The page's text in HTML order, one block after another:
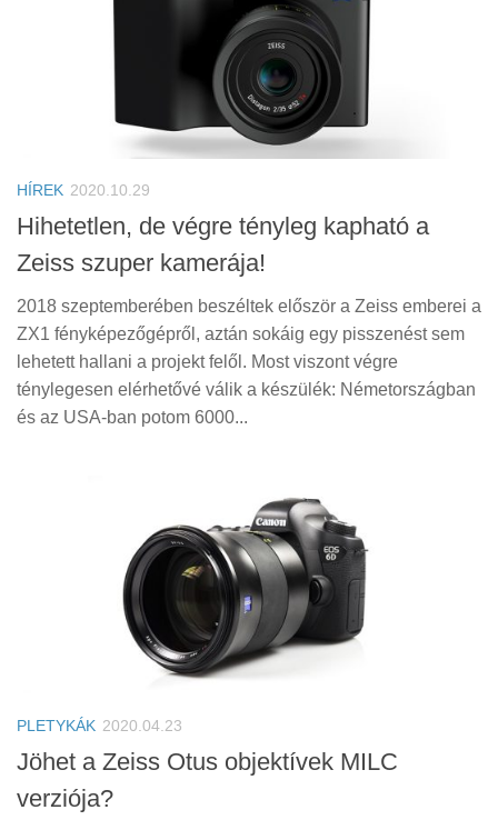
HÍREK 2020.10.29
Hihetetlen, de végre tényleg kapható a
Zeiss szuper kamerája!
2018 szeptemberében beszéltek először a Zeiss emberei a
ZX1 fényképezőgépről, aztán sokáig egy pisszenést sem
lehetett hallani a projekt felől. Most viszont végre
ténylegesen elérhetővé válik a készülék: Németországban
és az USA-ban potom 6000...
PLETYKÁK 2020.04.23
Jöhet a Zeiss Otus objektívek MILC
verziója?